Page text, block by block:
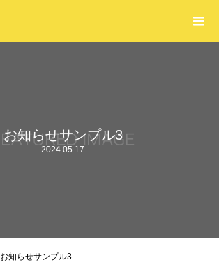
お知らせサンプル3
2024.05.17
お知らせサンプル3